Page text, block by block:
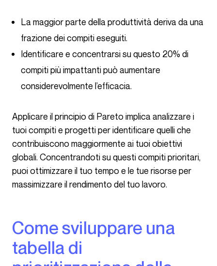
La maggior parte della produttività deriva da una
frazione dei compiti eseguiti.
Identificare e concentrarsi su questo 20% di
compiti più impattanti può aumentare
considerevolmente l’efficacia.
Applicare il principio di Pareto implica analizzare i
tuoi compiti e progetti per identificare quelli che
contribuiscono maggiormente ai tuoi obiettivi
globali. Concentrandoti su questi compiti prioritari,
puoi ottimizzare il tuo tempo e le tue risorse per
massimizzare il rendimento del tuo lavoro.
Come sviluppare una
tabella di